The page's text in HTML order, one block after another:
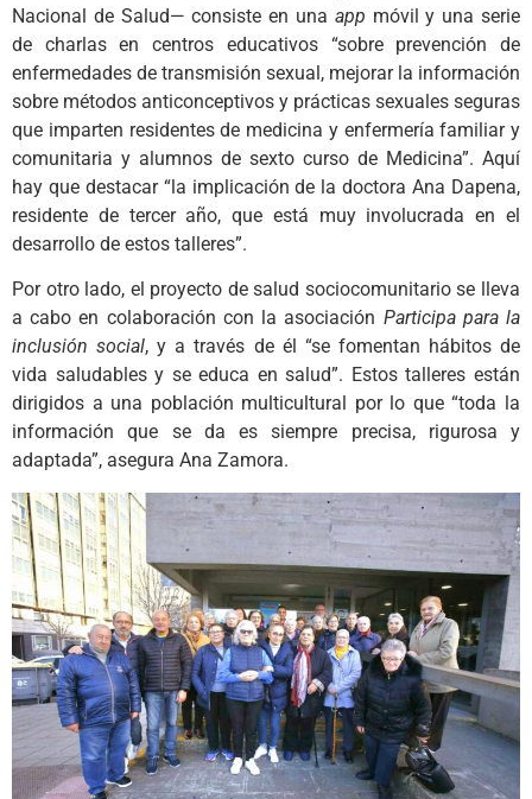
Nacional de Salud— consiste en una app móvil y una serie
de charlas en centros educativos “sobre prevención de
enfermedades de transmisión sexual, mejorar la información
sobre métodos anticonceptivos y prácticas sexuales seguras
que imparten residentes de medicina y enfermería familiar y
comunitaria y alumnos de sexto curso de Medicina”. Aquí
hay que destacar “la implicación de la doctora Ana Dapena,
residente de tercer año, que está muy involucrada en el
desarrollo de estos talleres”.
Por otro lado, el proyecto de salud sociocomunitario se lleva
a cabo en colaboración con la asociación Participa para la
inclusión social, y a través de él “se fomentan hábitos de
vida saludables y se educa en salud”. Estos talleres están
dirigidos a una población multicultural por lo que “toda la
información que se da es siempre precisa, rigurosa y
adaptada”, asegura Ana Zamora.